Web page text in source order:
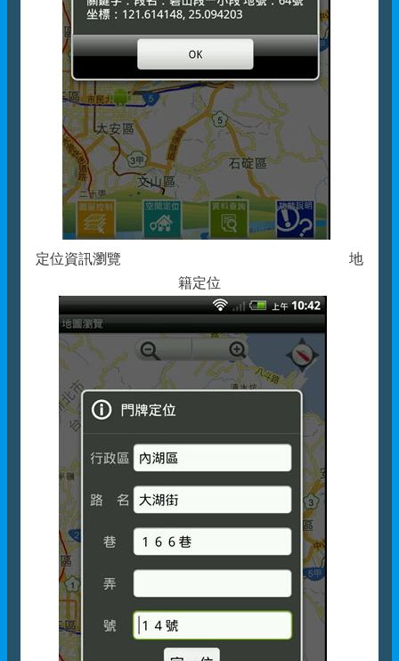
定位資訊瀏覽 地
籍定位